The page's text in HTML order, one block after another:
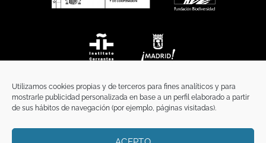
Utilizamos cookies propias y de terceros para fines analíticos y para
mostrarle publicidad personalizada en base a un perfil elaborado a partir
de sus hábitos de navegación (por ejemplo, páginas visitadas).